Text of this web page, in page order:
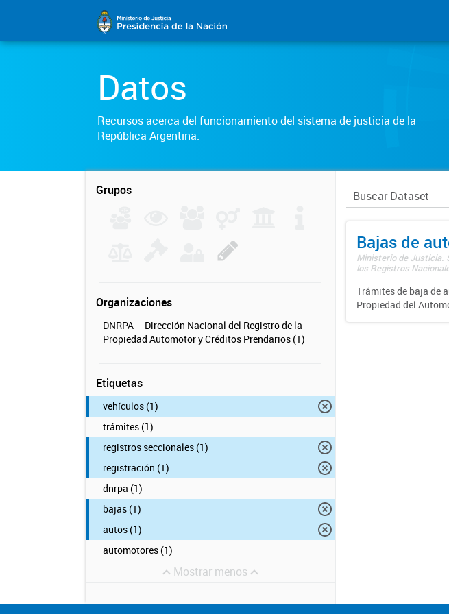
Datos
Recursos acerca del funcionamiento del sistema de justicia de la
República Argentina.
Grupos
Organizaciones
DNRPA – Dirección Nacional del Registro de la
Propiedad Automotor y Créditos Prendarios (1)
Etiquetas
vehículos (1)
trámites (1)
registros seccionales (1)
registración (1)
dnrpa (1)
bajas (1)
autos (1)
automotores (1)
Mostrar menos
Bajas de
Ministerio de Justicia.
los Registros
Trámites de baja de
Propiedad del